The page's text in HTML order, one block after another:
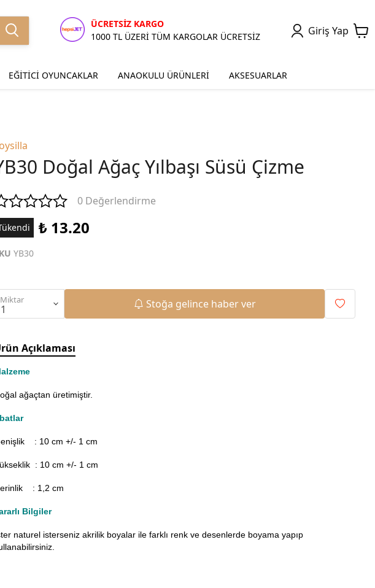
ÜCRETSİZ KARGO
1000 TL ÜZERİ TÜM KARGOLAR ÜCRETSİZ
Giriş Yap
EĞİTİCİ OYUNCAKLAR ANAOKULU ÜRÜNLERİ AKSESUARLAR
Doğal Ağaç Yılbaşı Süsü Çizme
0 Değerlendirme
₺ 13.20
YB30
Miktar Stoğa gelince haber ver
Açıklaması
ağaçtan üretimiştir.
: 10cm +/- 1 cm
: 10 cm +/- 1 cm
: 1,2 cm
Bilgiler
naturel isterseniz akrilik boyalar ile farklı renk ve desenlerde boyama yapıp